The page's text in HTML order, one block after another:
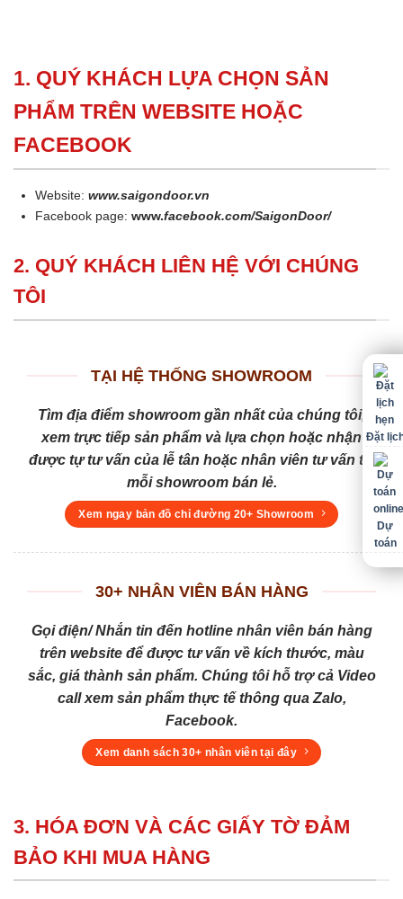
1. QUÝ KHÁCH LỰA CHỌN SẢN
PHẨM TRÊN WEBSITE HOẶC
FACEBOOK
Website:www.saigondoor.vn
Facebook page:www.facebook.com/SaigonDoor/
2. QUÝ KHÁCH LIÊN HỆ VỚI CHÚNG
TÔI
TẠI HỆ THỐNG SHOWROOM
Tìm địa điểm showroom gần nhất của chúng tôi,
xem trực tiếp sản phẩm và lựa chọn hoặc nhận
được tự tư vấn của lễ tân hoặc nhân viên tư vấn tại
mỗi showroom bán lẻ.
Xem ngay bản đồ chỉ đường 20+ Showroom
30+ NHÂN VIÊN BÁN HÀNG
Gọi điện/ Nhắn tin đến hotline nhân viên bán hàng
trên website để được tư vấn về kích thước, màu
sắc, giá thành sản phẩm. Chúng tôi hỗ trợ cả Video
call xem sản phẩm thực tế thông qua Zalo,
Facebook.
Xem danh sách 30+ nhân viên tại đây
3. HÓA ĐƠN VÀ CÁC GIẤY TỜ ĐẢM
BẢO KHI MUA HÀNG
Đặt
Dự
toán